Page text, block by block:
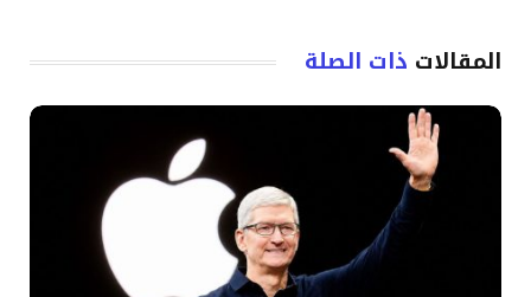
المقالات ذات الصلة